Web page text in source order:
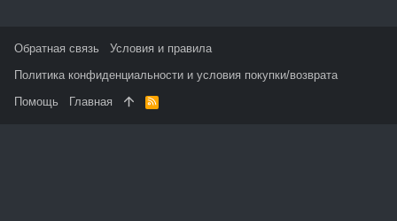
Обратная связь
Условия и правила
Политика конфиденциальности и условия покупки/возврата
Помощь
Главная
R